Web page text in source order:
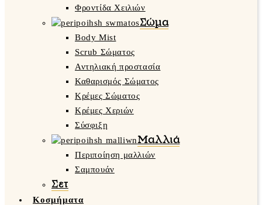
Φροντίδα Χειλιών
Σώμα
Body Mist
Scrub Σώματος
Αντηλιακή προστασία
Καθαρισμός Σώματος
Κρέμες Σώματος
Κρέμες Χεριών
Σύσφιξη
Μαλλιά
Περιποίηση μαλλιών
Σαμπουάν
Σετ
Κοσμήματα